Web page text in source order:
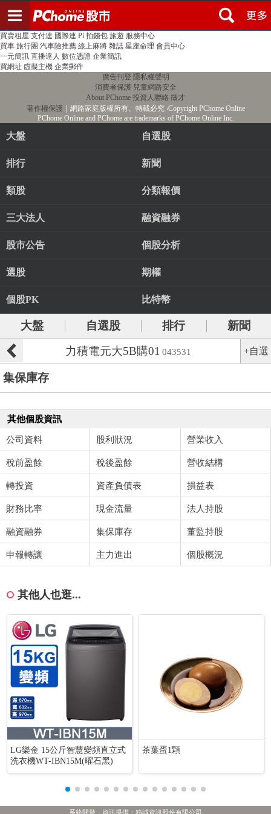
PChome首頁 線上購物 24h購物 書店
買賣租屋 支付連 國際連 Pi 拍錢包 旅遊 服務中心
買車 旅行團 汽車險推薦 線上麻將 雜誌 星座命理 會員中心
一元簡訊 直播達人 數位憑證 企業簡訊
買網址 虛擬主機 企業郵件
廣告刊登 隱私權聲明
消費者保護 兒童網路安全
About PChome 投資人聯絡 徵才
著作權保護 ｜網路家庭版權所有、轉載必究‧Copyright PChome Online
PChome Online and PChome are trademarks of PChome Online Inc.
大盤 自選股
排行 新聞
類股 分類報價
三大法人 融資融券
股市公告 個股分析
選股 期權
個股PK 比特幣
大盤 自選股 排行
新聞
力積電元大5B購01 043531 +自選
集保庫存
其他個股資訊
公司資料 股利狀況 營業收入
稅前盈餘 稅後盈餘 營收結構
轉投資 資產負債表 損益表
財務比率 現金流量 法人持股
融資融券 集保庫存 董監持股
申報轉讓 主力進出 個股概況
其他人也逛...
LG樂金 15公斤智慧變頻直立式
洗衣機WT-IBN15M(曜石黑)
茶葉蛋1顆
系統開發、資訊提供：精誠資訊股份有限公司